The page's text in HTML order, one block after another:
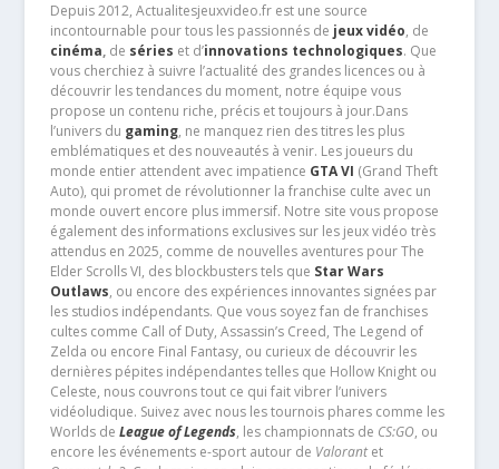
Depuis 2012, Actualitesjeuxvideo.fr est une source
incontournable pour tous les passionnés de jeux vidéo, de
cinéma,de séries et d’innovations technologiques. Que
vous cherchiez à suivre l’actualité des grandes licences ou à
découvrir les tendances du moment, notre équipe vous
propose un contenu riche, précis et toujours à jour.Dans
l’univers du gaming, ne manquez rien des titres les plus
emblématiques et des nouveautés à venir. Les joueurs du
monde entier attendent avec impatience GTA VI (Grand Theft
Auto), qui promet de révolutionner la franchise culte avec un
monde ouvert encore plus immersif. Notre site vous propose
également des informations exclusives sur les jeux vidéo très
attendus en 2025, comme de nouvelles aventures pour The
Elder Scrolls VI, des blockbusters tels que Star Wars
Outlaws, ou encore des expériences innovantes signées par
les studios indépendants. Que vous soyez fan de franchises
cultes comme Call of Duty, Assassin’s Creed, The Legend of
Zelda ou encore Final Fantasy, ou curieux de découvrir les
dernières pépites indépendantes telles que Hollow Knight ou
Celeste, nous couvrons tout ce qui fait vibrer l’univers
vidéoludique. Suivez avec nous les tournois phares comme les
Worlds de League of Legends, les championnats de CS:GO, ou
encore les événements e-sport autour de Valorantet